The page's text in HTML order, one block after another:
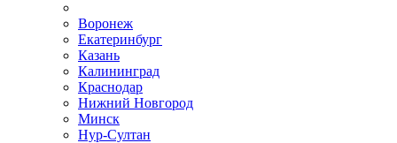
Воронеж
Екатеринбург
Казань
Калининград
Краснодар
Нижний Новгород
Минск
Нур-Султан